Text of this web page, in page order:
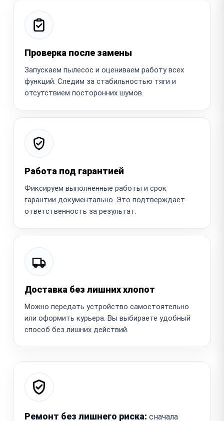
Проверка после замены
Запускаем пылесос и оцениваем работу всех
функций. Следим за стабильностью тяги и
отсутствием посторонних шумов.
Работа под гарантией
Фиксируем выполненные работы и срок
гарантии документально. Это подтверждает
ответственность за результат.
Доставка без лишних хлопот
Можно передать устройство самостоятельно
или оформить курьера. Вы выбираете удобный
способ без лишних действий.
Ремонт без лишнего риска: сначала